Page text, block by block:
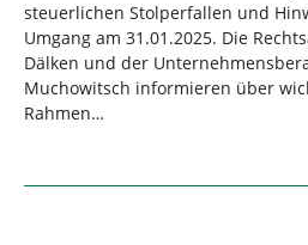
steuerlichen Stolperfallen und
Umgang am 31.01.2025. Die
Dälken und der
Muchowitsch informieren über
Rahmen…